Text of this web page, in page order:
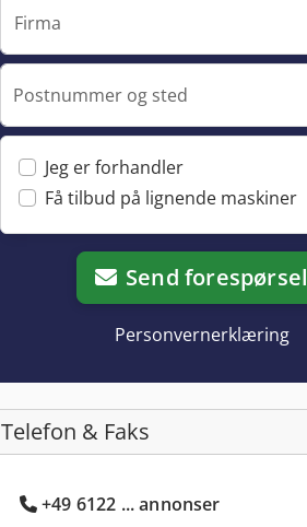
Firma
Postnummer og sted
Jeg er forhandler
Få tilbud på lignende maskiner
Send forespørsel
Personvernerklæring
Telefon & Faks
+49 6122 ... annonser